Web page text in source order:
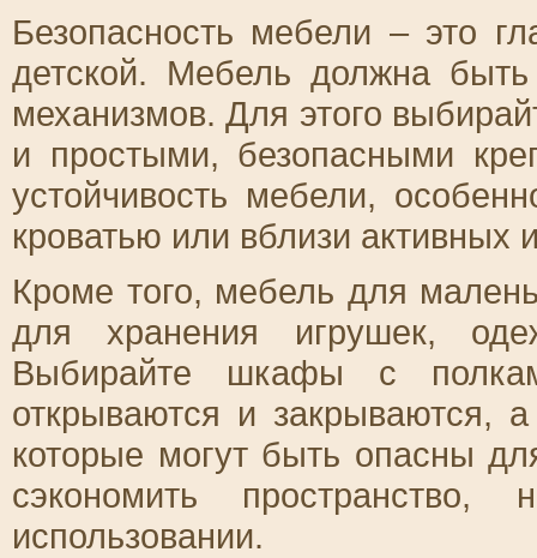
Безопасность мебели – это
детской. Мебель должна
механизмов. Для этого
и простыми, безопасными
устойчивость мебели,
кроватью или вблизи активных
Кроме того, мебель для
для хранения игрушек,
Выбирайте шкафы с
открываются и закрываются,
которые могут быть опасны
сэкономить
использовании.